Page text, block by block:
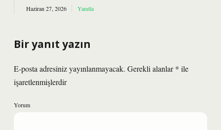
Haziran 27, 2026 Yanıtla
Bir yanıt yazın
E-posta adresiniz yayınlanmayacak. Gerekli alanlar* ile
işaretlenmişlerdir
Yorum